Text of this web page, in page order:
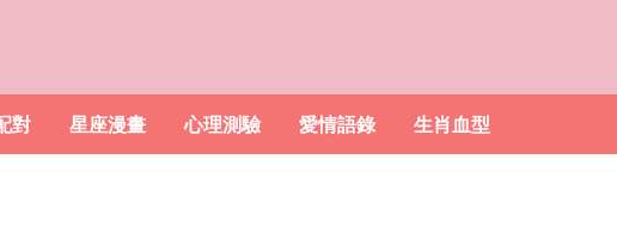
對 星座漫畫 心理測驗 愛情語錄 生肖血型